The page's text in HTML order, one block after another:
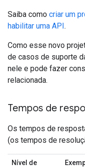
Saiba como criar um
habilitar uma API.
Como esse novo
de casos de suporte
nele e pode fazer
relacionada.
Tempos de
Os tempos de
(os tempos de
Nível de